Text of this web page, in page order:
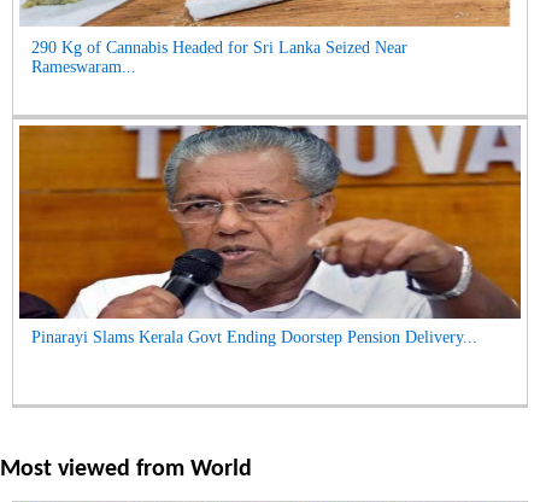
290 Kg of Cannabis Headed for Sri Lanka Seized Near
Rameswaram...
Pinarayi Slams Kerala Govt Ending Doorstep Pension Delivery...
Most viewed from World